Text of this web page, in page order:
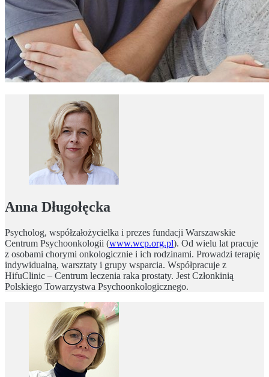
Anna Długołęcka
Psycholog, współzałożycielka i prezes fundacji Warszawskie
Centrum Psychoonkologii (www.wcp.org.pl). Od wielu lat pracuje
z osobami chorymi onkologicznie i ich rodzinami. Prowadzi terapię
indywidualną, warsztaty i grupy wsparcia. Współpracuje z
HifuClinic – Centrum leczenia raka prostaty. Jest Członkinią
Polskiego Towarzystwa Psychoonkologicznego.